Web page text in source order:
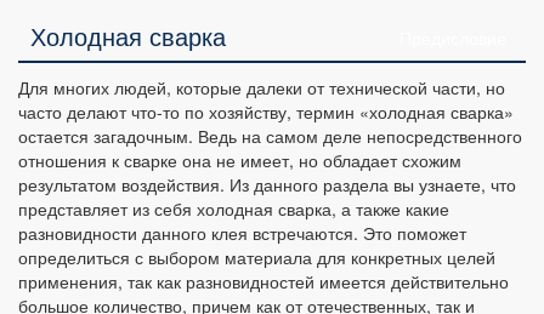
Холодная сварка
Для многих людей, которые далеки от технической части, но
часто делают что-то по хозяйству, термин «холодная сварка»
остается загадочным. Ведь на самом деле непосредственного
отношения к сварке она не имеет, но обладает схожим
результатом воздействия. Из данного раздела вы узнаете, что
представляет из себя холодная сварка, а также какие
разновидности данного клея встречаются. Это поможет
определиться с выбором материала для конкретных целей
применения, так как разновидностей имеется действительно
большое количество, причем как от отечественных, так и